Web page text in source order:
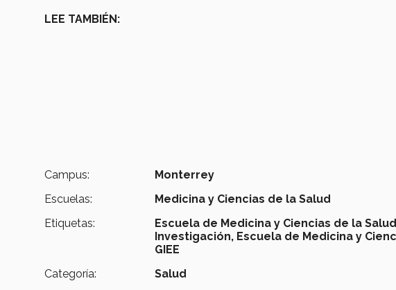
LEE TAMBIÉN:
Campus:
Monterrey
Escuelas:
Medicina y Ciencias de la Salud
Etiquetas:
Escuela de Medicina y Ciencias de la
Investigación, Escuela de Medicina y
GIEE
Categoría:
Salud